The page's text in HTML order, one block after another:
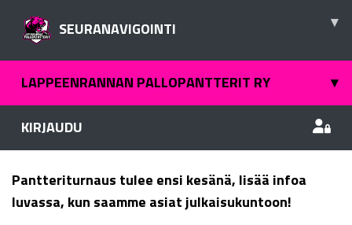
SEURANAVIGOINTI ▾
LAPPEENRANNAN PALLOPANTTERIT RY ▾
KIRJAUDU
Pantteriturnaus tulee ensi kesänä, lisää infoa
luvassa, kun saamme asiat julkaisukuntoon!